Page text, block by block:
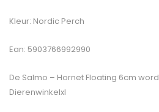
Kleur: Nordic Perch
Ean: 5903766992990
De Salmo – Hornet Floating 6cm
Dierenwinkelxl